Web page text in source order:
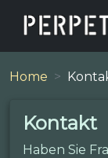
Home
Kontakt
Haben Sie